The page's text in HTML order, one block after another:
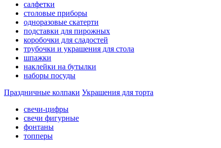
салфетки
столовые приборы
одноразовые скатерти
подставки для пирожных
коробочки для сладостей
трубочки и украшения для стола
шпажки
наклейки на бутылки
наборы посуды
Праздничные колпаки Украшения для торта
свечи-цифры
свечи фигурные
фонтаны
топперы